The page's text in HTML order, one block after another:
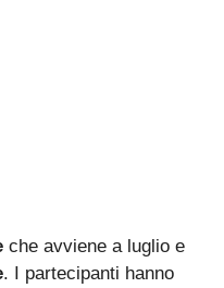
che avviene a luglio e
. I partecipanti hanno